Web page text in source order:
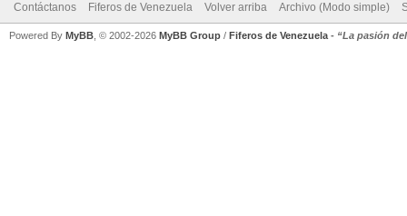
Contáctanos Fiferos de Venezuela Volver arriba Archivo (Modo simple)
Powered By MyBB , © 2002-2026 MyBB Group / Fiferos de Venezuela - “La pasión